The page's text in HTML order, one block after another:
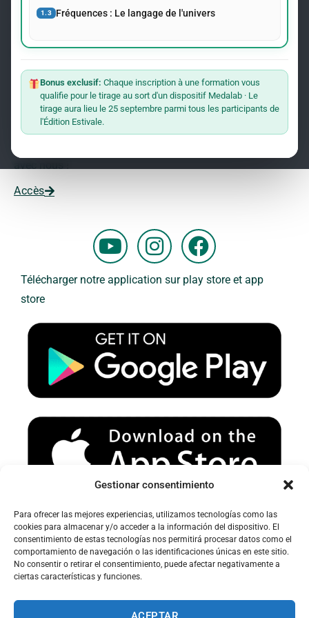
Gestionar consentimiento
Para ofrecer las mejores experiencias, utilizamos tecnologías como las
cookies para almacenar y/o acceder a la información del dispositivo. El
consentimiento de estas tecnologías nos permitirá procesar datos como el
comportamiento de navegación o las identificaciones únicas en este sitio.
No consentir o retirar el consentimiento, puede afectar negativamente a
ciertas características y funciones.
1.3 Fréquences : Le langage de l'univers
Bonus exclusif: Chaque inscription à une formation vous
qualifie pour le tirage au sort d'un dispositif Medalab · Le
tirage aura lieu le 25 septembre parmi tous les participants de
l'Édition Estivale.
événements concernant le Dr Andreas Kalcker et l’Institut
Rejoindre La Liste
Vous souhaitez travailler avec nous ?
Vous voulez faire partie de notre équipe ?
Accès
Y
o
u
u
b
e
I
n
s
a
g
r
a
m
F
a
c
b
o
k
Télécharger notre application sur play store et app
store
Avertissement sur le spam :
Veuillez vérifier votre dossier spam ou courrier indésirable pour
recevoir nos e-mails.